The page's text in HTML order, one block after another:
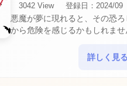
3042 View
登録日：2024/09
悪魔が夢に現れると、その恐
から危険を感じるかもしれませ
詳しく見る